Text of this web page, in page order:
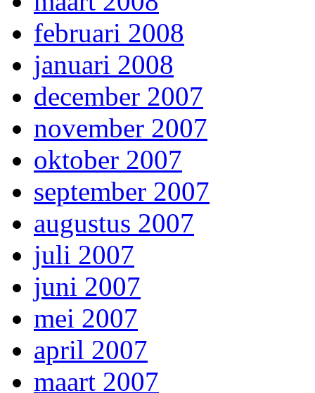
februari 2008
januari 2008
december 2007
november 2007
oktober 2007
september 2007
augustus 2007
juli 2007
juni 2007
mei 2007
april 2007
maart 2007